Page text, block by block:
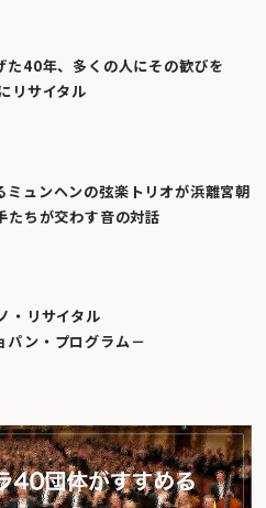
た40年、多くの人にその歓びを
リサイタル
ミュンヘンの弦楽トリオが浜離宮朝
たちが交わす音の対話
・リサイタル
パン・プログラム－